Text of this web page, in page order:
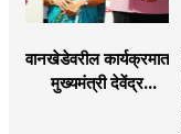
वानखेडेवरील कार्यक्रमात
मुख्यमंत्री देवेंद्र